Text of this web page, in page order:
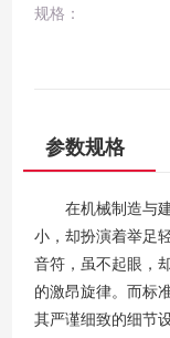
规格：
参数规格
在机械制造与
小，却扮演着举足
音符，虽不起眼，
的激昂旋律。而标
其严谨细致的细节设